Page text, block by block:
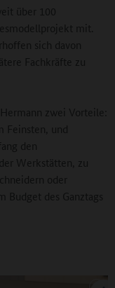
über 100
mit.
sich davon
Fachkräfte zu
zwei Vorteile:
Feinsten, und
den
Werkstätten, zu
oder
des Ganztags